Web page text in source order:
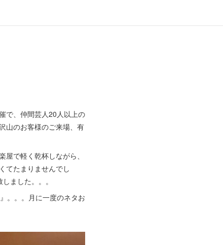
で、仲間芸人20人以上の
山のお客様のご来場、有
で軽く乾杯しながら、
てたまりませんでし
ました。。。
。。。月に一度のネタお